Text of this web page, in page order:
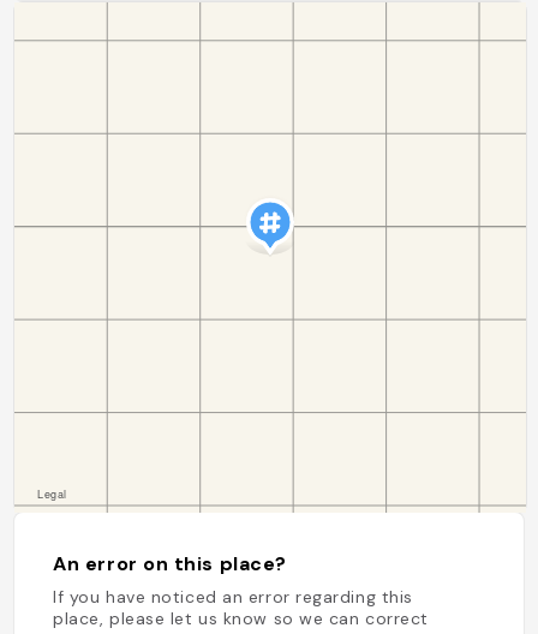
An error on this place?
If you have noticed an error regarding this
place, please let us know so we can correct